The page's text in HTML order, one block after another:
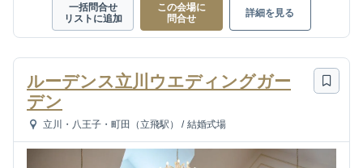
一括問合せ
リストに追加
この会場に
問合せ
詳細を見る
ルーデンス立川ウエディングガー
デン
立川・八王子・町田（立飛駅） / 結婚式場